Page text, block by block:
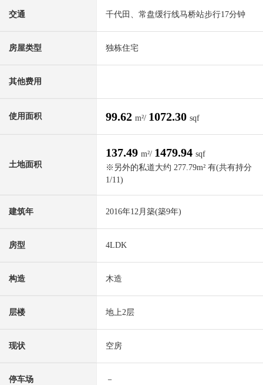
交通 千代田、常盘缓行线马桥站步行17分钟
房屋类型 独栋住宅
其他费用
使用面积 99.62 m²/ 1072.30 sqf
土地面积
137.49 m²/ 1479.94 sqf
※另外的私道大约 277.79m² 有(共有持分
1/11)
建筑年 2016年12月築(築9年)
房型 4LDK
构造 木造
层楼 地上2层
现状 空房
停车场 －